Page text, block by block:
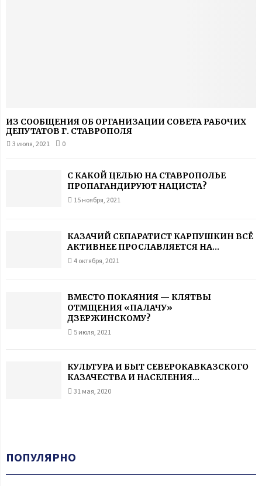
ИЗ СООБЩЕНИЯ ОБ ОРГАНИЗАЦИИ СОВЕТА РАБОЧИХ
ДЕПУТАТОВ Г. СТАВРОПОЛЯ
3 июля, 2021 0
С КАКОЙ ЦЕЛЬЮ НА СТАВРОПОЛЬЕ
ПРОПАГАНДИРУЮТ НАЦИСТА?
15 ноября, 2021
КАЗАЧИЙ СЕПАРАТИСТ КАРПУШКИН ВСЁ
АКТИВНЕЕ ПРОСЛАВЛЯЕТСЯ НА...
4 октября, 2021
ВМЕСТО ПОКАЯНИЯ — КЛЯТВЫ
ОТМЩЕНИЯ «ПАЛАЧУ»
ДЗЕРЖИНСКОМУ?
5 июля, 2021
КУЛЬТУРА И БЫТ СЕВЕРОКАВКАЗСКОГО
КАЗАЧЕСТВА И НАСЕЛЕНИЯ...
31 мая, 2020
ПОПУЛЯРНО